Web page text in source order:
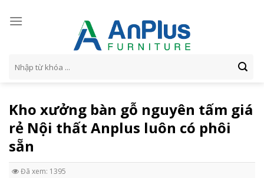
kiếm:
Kho xưởng bàn gỗ nguyên tấm giá
rẻ Nội thất Anplus luôn có phôi
sẵn
Đã xem: 1395